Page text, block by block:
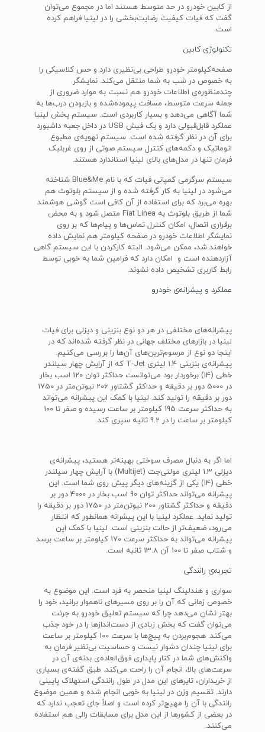
از کابین خودرو در حد متوسط هستند اما در مجموع می‌توان
گفت که فیات کیفیت رضایت‌بخشی را در لینیا فراهم کرده
است.
تکنولوژی کابین
صفحه‌کیلومتر خودرو طراحی بی‌نظیری دارد و حس کلاسیکی را
به خصوص در شب به شما منتقل می‌کند. نمایشگر
چندمنظوره‌ی اطلاعات خودرو هم نسبت به موارد ضروری از
جمله سرعت متوسط، مسافت پیموده‌شده و بازبودن درب‌ها به
شما آگاهی می‌دهد و بسیار کاربردی است. سیستم پخش لینیا
عملکرد قابل‌قبولی دارد و یک فیش USB در داخل جعبه داشبورد
برای آن در نظر گرفته شده است. سیستم تهویه‌ی مطبوع
اتوماتیک و دکمه‌های کنترل سیستم صوتی از روی غربلیک
فرمان تنها در مدل‌های بالای لینیا استاندارد هستند.
سیستم سرگرمی کمپانی فیات که با نام Blue&Me شناخته
می‌شود در لینیا به کار گرفته شده و از سیستم بلوتوث هم
بهره می‌برد که برای استفاده از آن کافی است گوشی هوشمند
شما از طریق بلوتوث به Fiat Linea متصل شود و به محض
برقراری اتصال، امکان کنترل تماس‌ها و پیام‌ها که بر روی
نمایشگر اطلاعات خودرو در صفحه کیلومتر هم نمایش داده
خواهند شد، ممکن می‌شود. البته کارکردن با این سیستم گاهی
آزاردهنده است و امکان دارد که فرامین شما به خوبی توسط
رابط کاربری تشخیص داده نشوند.
عملکرد و پیشرانه‌ی خودرو
پیشرانه‌های مختلفی در هر دو نوع بنزینی و دیزلی برای فیات
لینیا در بازارهای مختلف جهانی در نظر گرفته شده‌اند که در
اینجا دو نوع از مرسوم‌ترین‌های آن‌ها را بررسی می‌کنیم.
پیشرانه‌ی بنزینی 1.4 لیتری T-Jet که از آرایش چهار سیلندر
خطی (I4) برخوردار بود می‌توانست حداکثر توان 120 اسب بخار
در 5000 دور بر دقیقه و حداکثر گشتاور 206 نیوتن‌متر در 1750
دور بر دقیقه را تولید کند. لینیا با کمک این پیشرانه می‌تواند
به حداکثر سرعت 195 کیلومتر بر ساعت رسیده و صفر تا 100
کیلومتر بر ساعت را در 9.2 ثانیه سپری کند.
اما اگر به دنبال مصرف سوختی بهینه‌تر هستید، پیشرانه‌ی
دیزلی 1.3 لیتری مولتی‌جت (Multijet) با آرایش چهار سیلندر
خطی (I4) یکی از گزینه‌های دیگر پیش روی شما است. این
پیشرانه می‌تواند حداکثر توان 90 اسب بخار در 4000 دور بر
دقیقه و حداکثر گشتاور 200 نیوتن‌متر در 1750 دور بر دقیقه را
تولید نماید. عملکرد لینیا با این پیشرانه همانطور که انتظار
می‌رود، ضعیف‌تر از حالت بنزینی است. لینیا با کمک این
پیشرانه می‌تواند به حداکثر سرعت 170 کیلومتر بر ساعت برسد
و شتاب صفر تا 100 آن 13.8 ثانیه است.
تجربه‌ی رانندگی
سواری و هندلینگ لینیا منحصر به فرد است. این موضوع به
خصوص زمانی که آن را بر روی مسیرهای ناهموار برانید، خود را
بهتر نشان می‌دهد چرا که سیستم تعلیق خودرو به جرئت
می‌توان گفت که بخش زیادی از دست‌اندازها را در خود جذب
می‌کند. هجوم‌بردن به پیچ‌ها با سرعت 100 کیلومتر بر ساعت
برای لینیا چندان دشوار نیست و حساسیت بی‌نظیر فرمان به
واکنش‌های شما در کنار پایداری فوق‌العاده‌ی بدنه‌ی آن در
سرعت‌های بالا، انجام آن را راحت می‌کند. طبق گفته‌ی بسیاری
از خریداران، تایرهای این مدل در طول رانندگی استهلاک پایینی
دارند. تقسیم وزن در لینیا به خوبی انجام شده و همین موضوع
رانندگی با آن را مهیج‌تر کرده است و اصلاً جای تعجب ندارد که
در بعضی از کشورها از این مدل برای مسابقات رالی هم استفاده
می‌کنند.